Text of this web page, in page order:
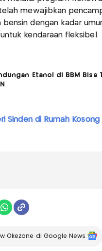
telah mewajibkan
dengan kadar
kendaraan fleksibel.
Etanol di BBM Bisa
Sinden di Rumah Kosong
Okezone di Google News